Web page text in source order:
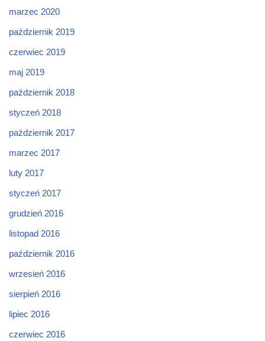
marzec 2020
październik 2019
czerwiec 2019
maj 2019
październik 2018
styczeń 2018
październik 2017
marzec 2017
luty 2017
styczeń 2017
grudzień 2016
listopad 2016
październik 2016
wrzesień 2016
sierpień 2016
lipiec 2016
czerwiec 2016